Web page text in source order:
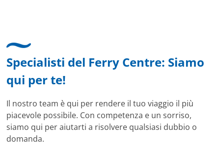
Specialisti del Ferry Centre: Siamo
qui per te!
Il nostro team è qui per rendere il tuo viaggio il più
piacevole possibile. Con competenza e un sorriso,
siamo qui per aiutarti a risolvere qualsiasi dubbio o
domanda.